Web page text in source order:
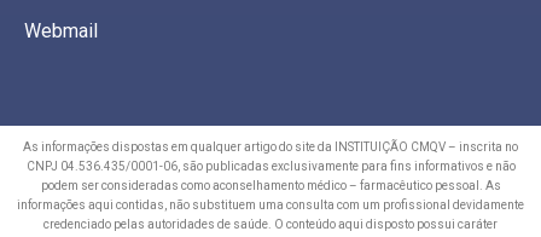
Webmail
As informações dispostas em qualquer artigo do site da INSTITUIÇÃO CMQV – inscrita no
CNPJ 04.536.435/0001-06, são publicadas exclusivamente para fins informativos e não
podem ser consideradas como aconselhamento médico – farmacêutico pessoal. As
informações aqui contidas, não substituem uma consulta com um profissional devidamente
credenciado pelas autoridades de saúde. O conteúdo aqui disposto possui caráter